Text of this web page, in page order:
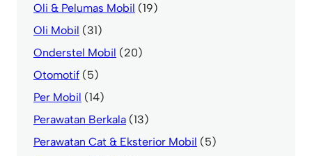
Oli & Pelumas Mobil (19)
Oli Mobil (31)
Onderstel Mobil (20)
Otomotif (5)
Per Mobil (14)
Perawatan Berkala (13)
Perawatan Cat & Eksterior Mobil (5)